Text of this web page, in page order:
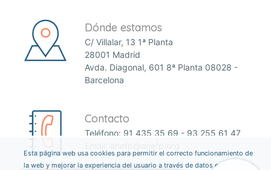
Dónde estamos
C/ Villalar, 13 1ª Planta
28001 Madrid
Avda. Diagonal, 601 8ª Planta 08028 -
Barcelona
Contacto
Teléfono: 91 435 35 69 - 93 255 61 47
Esta página web usa cookies para permitir el correcto funcionamiento de
la web y mejorar la experiencia del usuario a través de datos estadísticos.